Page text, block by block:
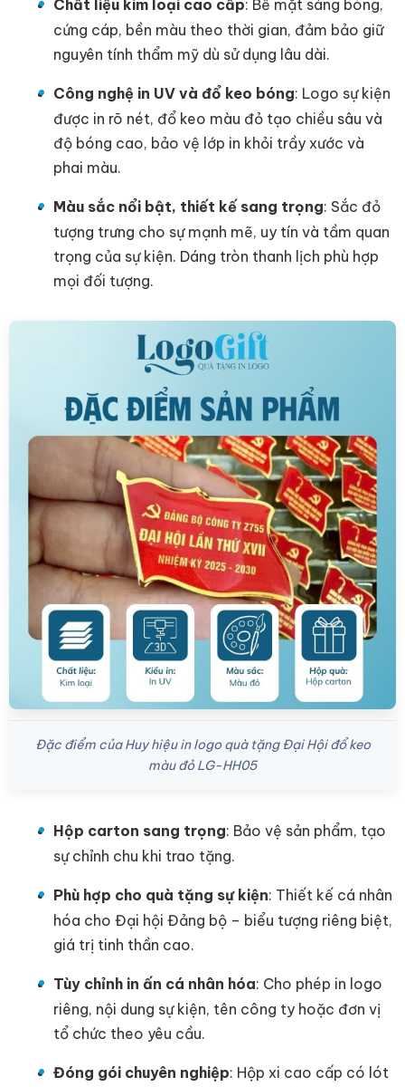
Chất liệu kim loại cao cấp: Bề mặt sáng bóng,
cứng cáp, bền màu theo thời gian, đảm bảo giữ
nguyên tính thẩm mỹ dù sử dụng lâu dài.
Công nghệ in UV và đổ keo bóng: Logo sự kiện
được in rõ nét, đổ keo màu đỏ tạo chiều sâu và
độ bóng cao, bảo vệ lớp in khỏi trầy xước và
phai màu.
Màu sắc nổi bật, thiết kế sang trọng: Sắc đỏ
tượng trưng cho sự mạnh mẽ, uy tín và tầm quan
trọng của sự kiện. Dáng tròn thanh lịch phù hợp
mọi đối tượng.
Đặc điểm của Huy hiệu in logo quà tặng Đại Hội đổ keo
màu đỏ LG-HH05
Hộp carton sang trọng: Bảo vệ sản phẩm, tạo
sự chỉnh chu khi trao tặng.
Phù hợp cho quà tặng sự kiện: Thiết kế cá nhân
hóa cho Đại hội Đảng bộ – biểu tượng riêng biệt,
giá trị tinh thần cao.
Tùy chỉnh in ấn cá nhân hóa: Cho phép in logo
riêng, nội dung sự kiện, tên công ty hoặc đơn vị
tổ chức theo yêu cầu.
Đóng gói chuyên nghiệp: Hộp xi cao cấp có lót